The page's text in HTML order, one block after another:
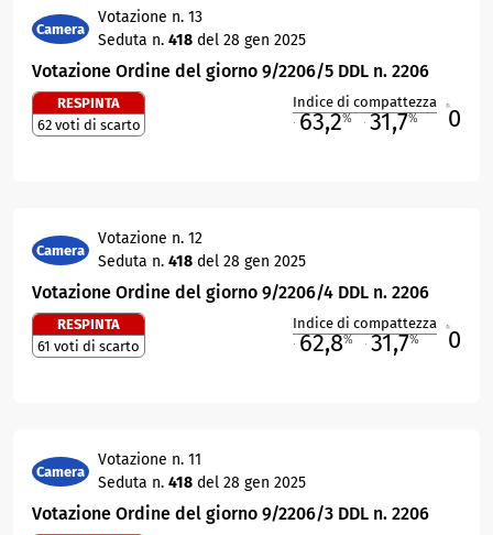
Camera
Votazione n. 13
Seduta n. 418 del 28 gen 2025
Votazione Ordine del giorno 9/2206/5 DDL n. 2206
RESPINTA
62 voti di scarto
Indice di compattezza
63,2% 31,7% 0
Camera
Votazione n. 12
Seduta n. 418 del 28 gen 2025
Votazione Ordine del giorno 9/2206/4 DDL n. 2206
RESPINTA
61 voti di scarto
Indice di compattezza
62,8% 31,7% 0
Camera
Votazione n. 11
Seduta n. 418 del 28 gen 2025
Votazione Ordine del giorno 9/2206/3 DDL n. 2206